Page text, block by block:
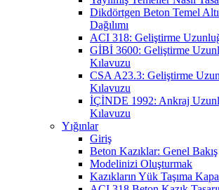
Dikdörtgen Beton Temel
Dağılımı
ACI 318: Geliştirme
GİBİ 3600: Geliştirme
Kılavuzu
CSA A23.3: Geliştirme
Kılavuzu
İÇİNDE 1992: Ankraj
Kılavuzu
Yığınlar
Giriş
Beton Kazıklar: Genel Bakış
Modelinizi Oluşturmak
Kazıkların Yük Taşıma